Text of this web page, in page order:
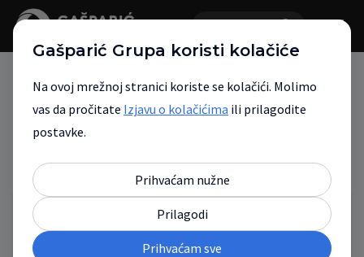
Servisne akcije
Mercedes-Benz Collection
Gašparić Grupa koristi kolačiće
Na ovoj mrežnoj stranici koriste se kolačići. Molimo
vas da pročitate Izjavu o kolačićima ili prilagodite
postavke.
Prihvaćam nužne
Prilagodi
Prihvaćam sve